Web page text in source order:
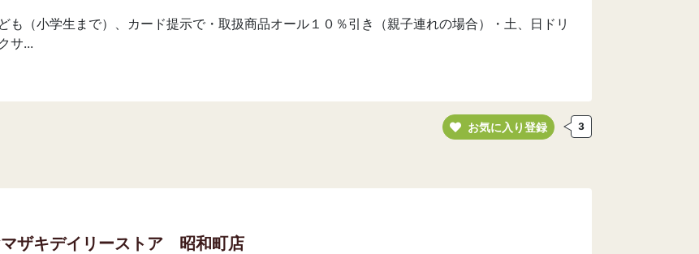
も（小学生まで）、カード提示で・取扱商品オール１０％引き（親子連れの場合）・土、日ドリ
サ...
お気に入り登録 3
ザキデイリーストア 昭和町店